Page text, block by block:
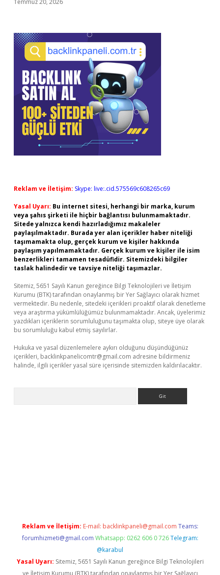
Temmuz 20, 2026
Reklam ve İletişim: Skype: live:.cid.575569c608265c69
Yasal Uyarı: Bu internet sitesi, herhangi bir marka, kurum
veya şahıs şirketi ile hiçbir bağlantısı bulunmamaktadır.
Sitede yalnızca kendi hazırladığımız makaleler
paylaşılmaktadır. Burada yer alan içerikler haber niteliği
taşımamakta olup, gerçek kurum ve kişiler hakkında
paylaşım yapılmamaktadır. Gerçek kurum ve kişiler ile isim
benzerlikleri tamamen tesadüfidir. Sitemizdeki bilgiler
taslak halindedir ve tavsiye niteliği taşımazlar.
Sitemiz, 5651 Sayılı Kanun gereğince Bilgi Teknolojileri ve İletişim
Kurumu (BTK) tarafından onaylanmış bir Yer Sağlayıcı olarak hizmet
vermektedir. Bu nedenle, sitedeki içerikleri proaktif olarak denetleme
veya araştırma yükümlülüğümüz bulunmamaktadır. Ancak, üyelerimiz
yazdıkları içeriklerin sorumluluğunu taşımakta olup, siteye üye olarak
bu sorumluluğu kabul etmiş sayılırlar.
Hukuka ve yasal düzenlemelere aykırı olduğunu düşündüğünüz
içerikleri, backlinkpanelicomtr@gmail.com adresine bildirmeniz
halinde, ilgili içerikler yasal süre içerisinde sitemizden kaldırılacaktır.
Reklam ve İletişim: E-mail: backlinkpaneli@gmail.com Teams:
forumhizmeti@gmail.com Whatsapp: 0262 606 0 726 Telegram:
@karabul
Yasal Uyarı: Sitemiz, 5651 Sayılı Kanun gereğince Bilgi Teknolojileri
ve İletişim Kurumu (BTK) tarafından onaylanmış bir Yer Sağlayıcı